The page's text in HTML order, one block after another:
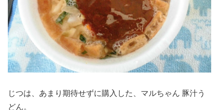
じつは、あまり期待せずに購入した、マルちゃん 豚汁う
どん。